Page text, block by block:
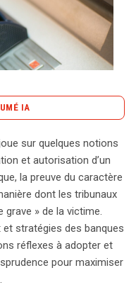
IA
fraude bancaire, il est
pour protéger
la première
immédiatement
votre banque sans
dans cette
de votre droit au
l’importance
sur quelques notions
et autorisation d’un
la preuve du caractère
dont les tribunaux
grave » de la victime.
stratégies des banques
réflexes à adopter et
pour maximiser